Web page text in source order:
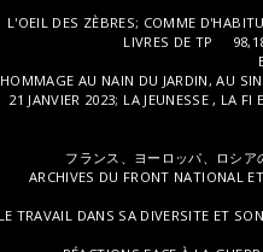
L'OEIL DES ZÈBRES; COMME
LIVRES DE TP
HOMMAGE AU NAIN DU JARDIN, AU
21 JANVIER 2023; LA JEUNESSE , LA
フランス、ヨーロッパ、ロシ
ARCHIVES DU FRONT NATIONAL
TRAVAIL DANS SA DIVERSITE ET